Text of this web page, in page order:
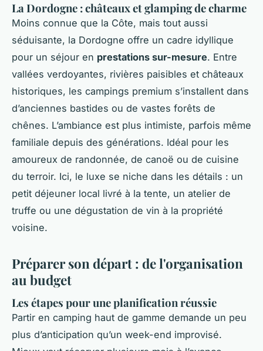
La Dordogne : châteaux et glamping de charme
Moins connue que la Côte, mais tout aussi
séduisante, la Dordogne offre un cadre idyllique
pour un séjour en prestations sur-mesure. Entre
vallées verdoyantes, rivières paisibles et châteaux
historiques, les campings premium s’installent dans
d’anciennes bastides ou de vastes forêts de
chênes. L’ambiance est plus intimiste, parfois même
familiale depuis des générations. Idéal pour les
amoureux de randonnée, de canoë ou de cuisine
du terroir. Ici, le luxe se niche dans les détails : un
petit déjeuner local livré à la tente, un atelier de
truffe ou une dégustation de vin à la propriété
voisine.
Préparer son départ : de l'organisation
au budget
Les étapes pour une planification réussie
Partir en camping haut de gamme demande un peu
plus d’anticipation qu’un week-end improvisé.